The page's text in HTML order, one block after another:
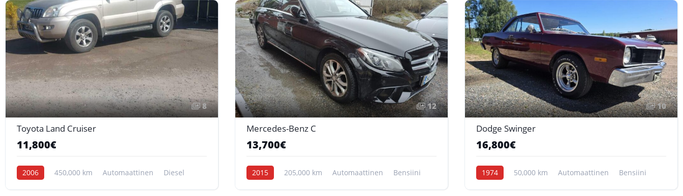
8
Toyota Land Cruiser
11,800€
2006 450,000 km Automaattinen Diesel
12
Mercedes-Benz C
13,700€
2015 205,000 km Automaattinen Bensiini
10
Dodge Swinger
16,800€
1974 50,000 km Automaattinen Bensiini